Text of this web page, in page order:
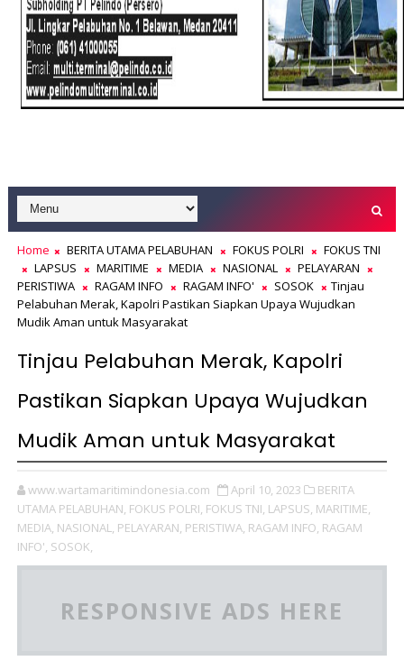
Home BERITA UTAMA PELABUHAN FOKUS POLRI
FOKUS TNI
LAPSUS
MARITIME MEDIA NASIONAL
PELAYARAN
PERISTIWA
RAGAM INFO RAGAM INFO' SOSOK
Tinjau
Pelabuhan Merak, Kapolri Pastikan Siapkan Upaya Wujudkan
Mudik Aman untuk Masyarakat
Tinjau Pelabuhan Merak, Kapolri
Pastikan Siapkan Upaya Wujudkan
Mudik Aman untuk Masyarakat
www.wartamaritimindonesia.com April 10, 2023
BERITA
UTAMA PELABUHAN, FOKUS POLRI, FOKUS TNI, LAPSUS, MARITIME,
MEDIA, NASIONAL, PELAYARAN, PERISTIWA, RAGAM INFO, RAGAM
INFO', SOSOK,
RESPONSIVE ADS HERE